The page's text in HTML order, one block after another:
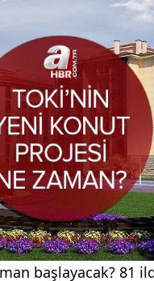
başlayacak? 81